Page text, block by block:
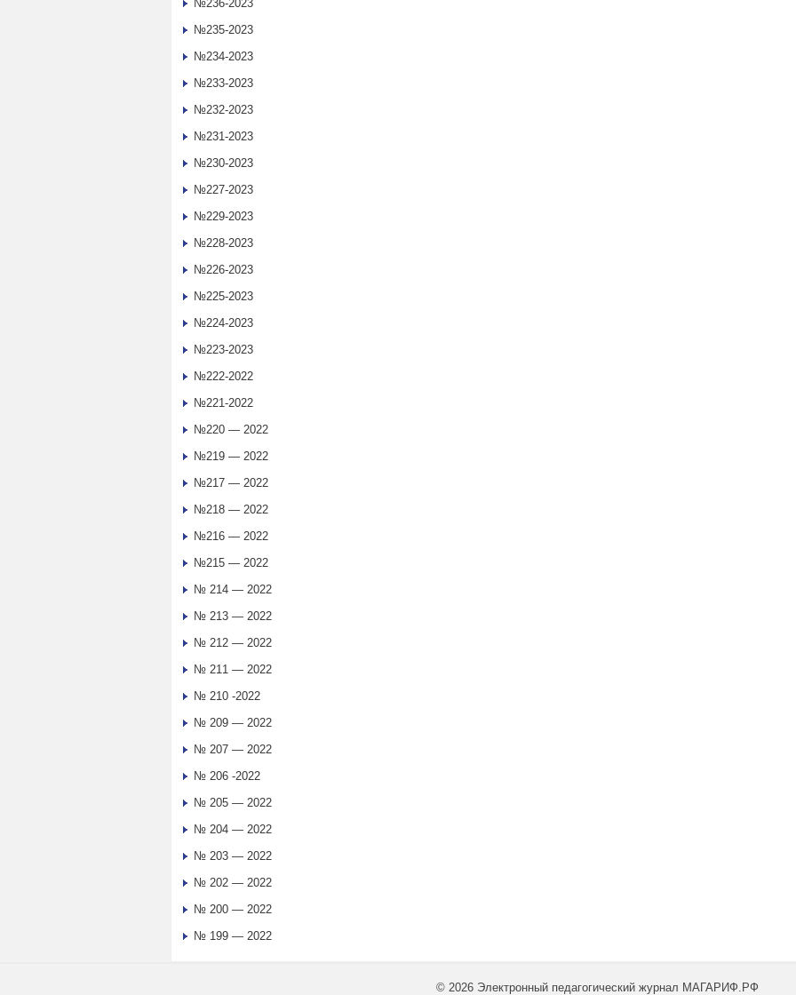
№236-2023
№235-2023
№234-2023
№233-2023
№232-2023
№231-2023
№230-2023
№227-2023
№229-2023
№228-2023
№226-2023
№225-2023
№224-2023
№223-2023
№222-2022
№221-2022
№220 — 2022
№219 — 2022
№217 — 2022
№218 — 2022
№216 — 2022
№215 — 2022
№ 214 — 2022
№ 213 — 2022
№ 212 — 2022
№ 211 — 2022
№ 210 -2022
№ 209 — 2022
№ 207 — 2022
№ 206 -2022
№ 205 — 2022
№ 204 — 2022
№ 203 — 2022
№ 202 — 2022
№ 200 — 2022
№ 199 — 2022
© 2026 Электронный педагогический журнал МАГАРИФ.РФ